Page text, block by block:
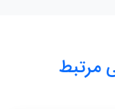
مرتبط